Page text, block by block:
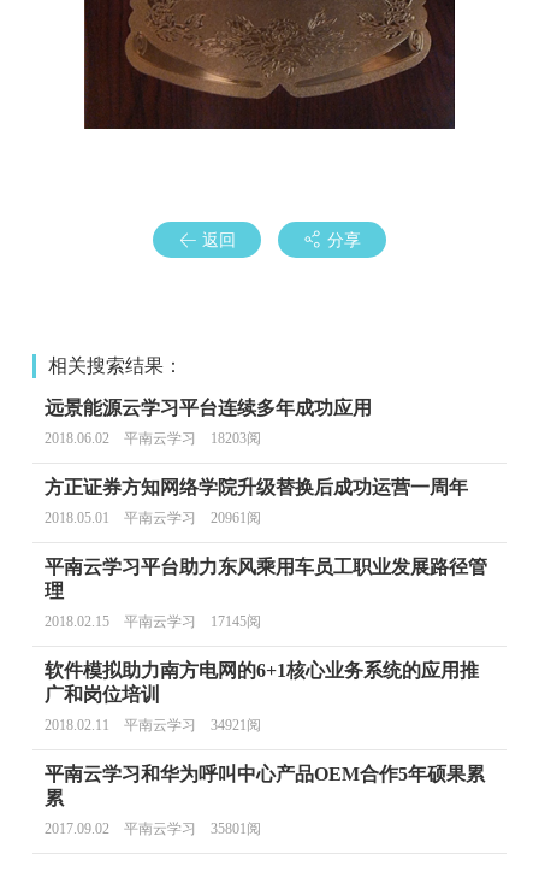
返回 分享
相关搜索结果：
远景能源云学习平台连续多年成功应用
2018.06.02 平南云学习 18203阅
方正证券方知网络学院升级替换后成功运营一周年
2018.05.01 平南云学习 20961阅
平南云学习平台助力东风乘用车员工职业发展路径管
理
2018.02.15 平南云学习 17145阅
软件模拟助力南方电网的6+1核心业务系统的应用推
广和岗位培训
2018.02.11 平南云学习 34921阅
平南云学习和华为呼叫中心产品OEM合作5年硕果累
累
2017.09.02 平南云学习 35801阅